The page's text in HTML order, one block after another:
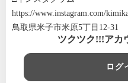
https://www.instagram.com/
鳥取県米子市米原5丁目12-31
ツクツク!!!アカ
ログ